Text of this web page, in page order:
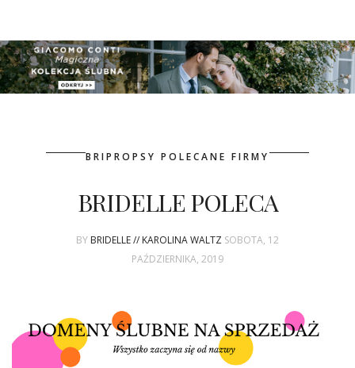
ZGŁOSZENIA
KSIĄŻKI BRIDELLE
WASZE ŚLUBY
{HOT SEXY BEST}
BRIPROPSY POLECANE FIRMY
BRIDELLE POLECA
BY BRIDELLE // KAROLINA WALTZ SOBOTA, 12
PAŹDZIERNIKA, 2019